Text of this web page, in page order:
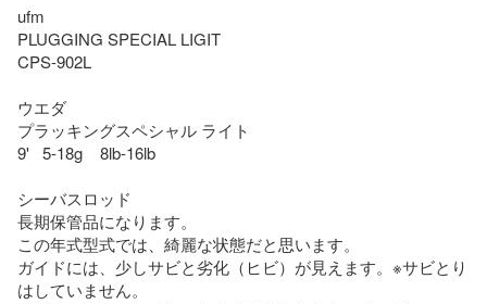
ufm
PLUGGING SPECIAL LIGIT
CPS-902L
ウエダ
プラッキングスペシャル ライト
9'   5-18g    8lb-16lb
シーバスロッド
長期保管品になります。
この年式型式では、綺麗な状態だと思います。
ガイドには、少しサビと劣化（ヒビ）が見えます。※サビとり
はしていません。